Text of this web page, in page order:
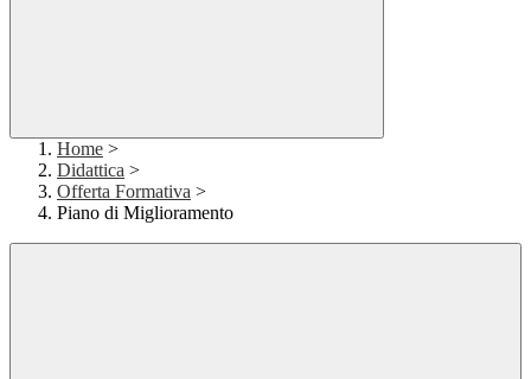
Home >
Didattica >
Offerta Formativa >
Piano di Miglioramento